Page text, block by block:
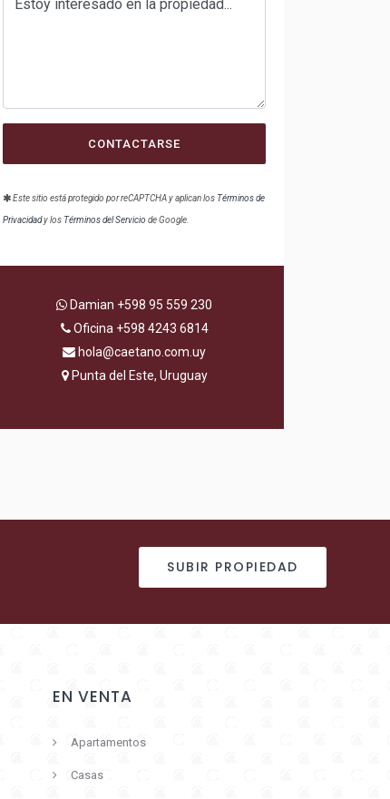
CONTACTARSE
Este sitio está protegido por reCAPTCHA y aplican los Términos de
Privacidady los Términos del Servicio de Google.
Damian +598 95 559 230
Oficina +598 4243 6814
hola@caetano.com.uy
Punta del Este, Uruguay
SUBIR PROPIEDAD
EN VENTA
Apartamentos
Casas